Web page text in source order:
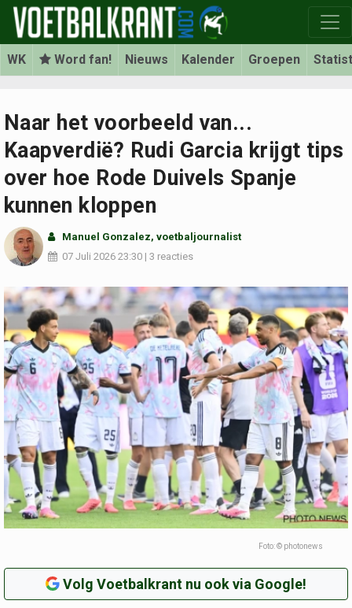
WK Word fan! Nieuws Kalender Groepen
Naar het voorbeeld van...
Kaapverdië? Rudi Garcia krijgt tips
over hoe Rode Duivels Spanje
kunnen kloppen
Manuel Gonzalez, voetbaljournalist
07 Juli 2026 23:30 | 3 reacties
Foto: © photonews
Volg Voetbalkrant nu ook via Google!